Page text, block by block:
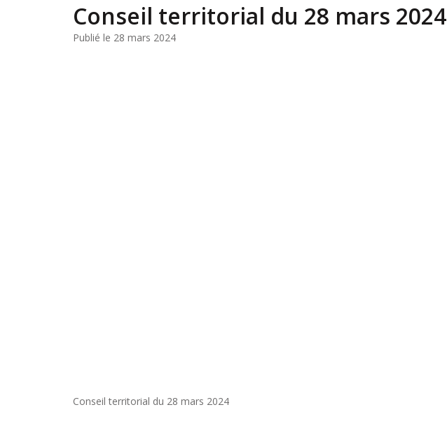
Conseil territorial du 28 mars 2024
Publié le 28 mars 2024
Conseil territorial du 28 mars 2024